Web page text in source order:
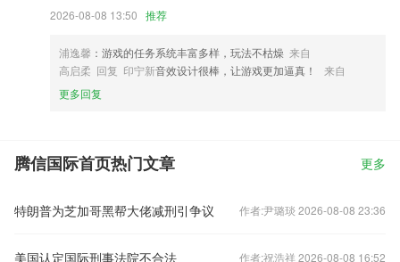
2026-08-08 13:50 推荐
浦逸馨 ：游戏的任务系统丰富多样，玩法不枯燥 来自
高启柔 回复 印宁新音效设计很棒，让游戏更加逼真！
来自
更多回复
腾信国际首页热门文章 更多
特朗普为芝加哥黑帮大佬减刑引争议 作者:尹璐琰 2026-08-08 23:36
美国认定国际刑事法院不合法 作者:祝浩祥 2026-08-08 16:52